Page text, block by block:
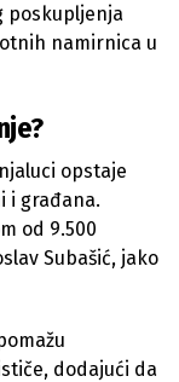
poskupljenja
namirnica u
opstaje
i građana.
od 9.500
Subašić, jako
dodajući da